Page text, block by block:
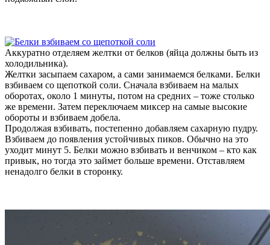
Аккуратно отделяем желтки от белков (яйца должны быть из
холодильника).
Желтки засыпаем сахаром, а сами занимаемся белками. Белки
взбиваем со щепоткой соли. Сначала взбиваем на малых
оборотах, около 1 минуты, потом на средних – тоже столько
же времени. Затем переключаем миксер на самые высокие
обороты и взбиваем добела.
Продолжая взбивать, постепенно добавляем сахарную пудру.
Взбиваем до появления устойчивых пиков. Обычно на это
уходит минут 5. Белки можно взбивать и венчиком – кто как
привык, но тогда это займет больше времени. Отставляем
ненадолго белки в сторонку.